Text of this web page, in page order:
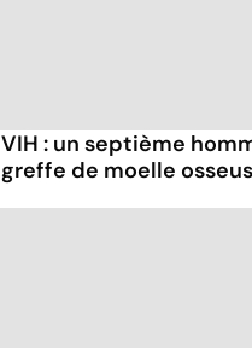
VIH : un septième
greffe de moelle